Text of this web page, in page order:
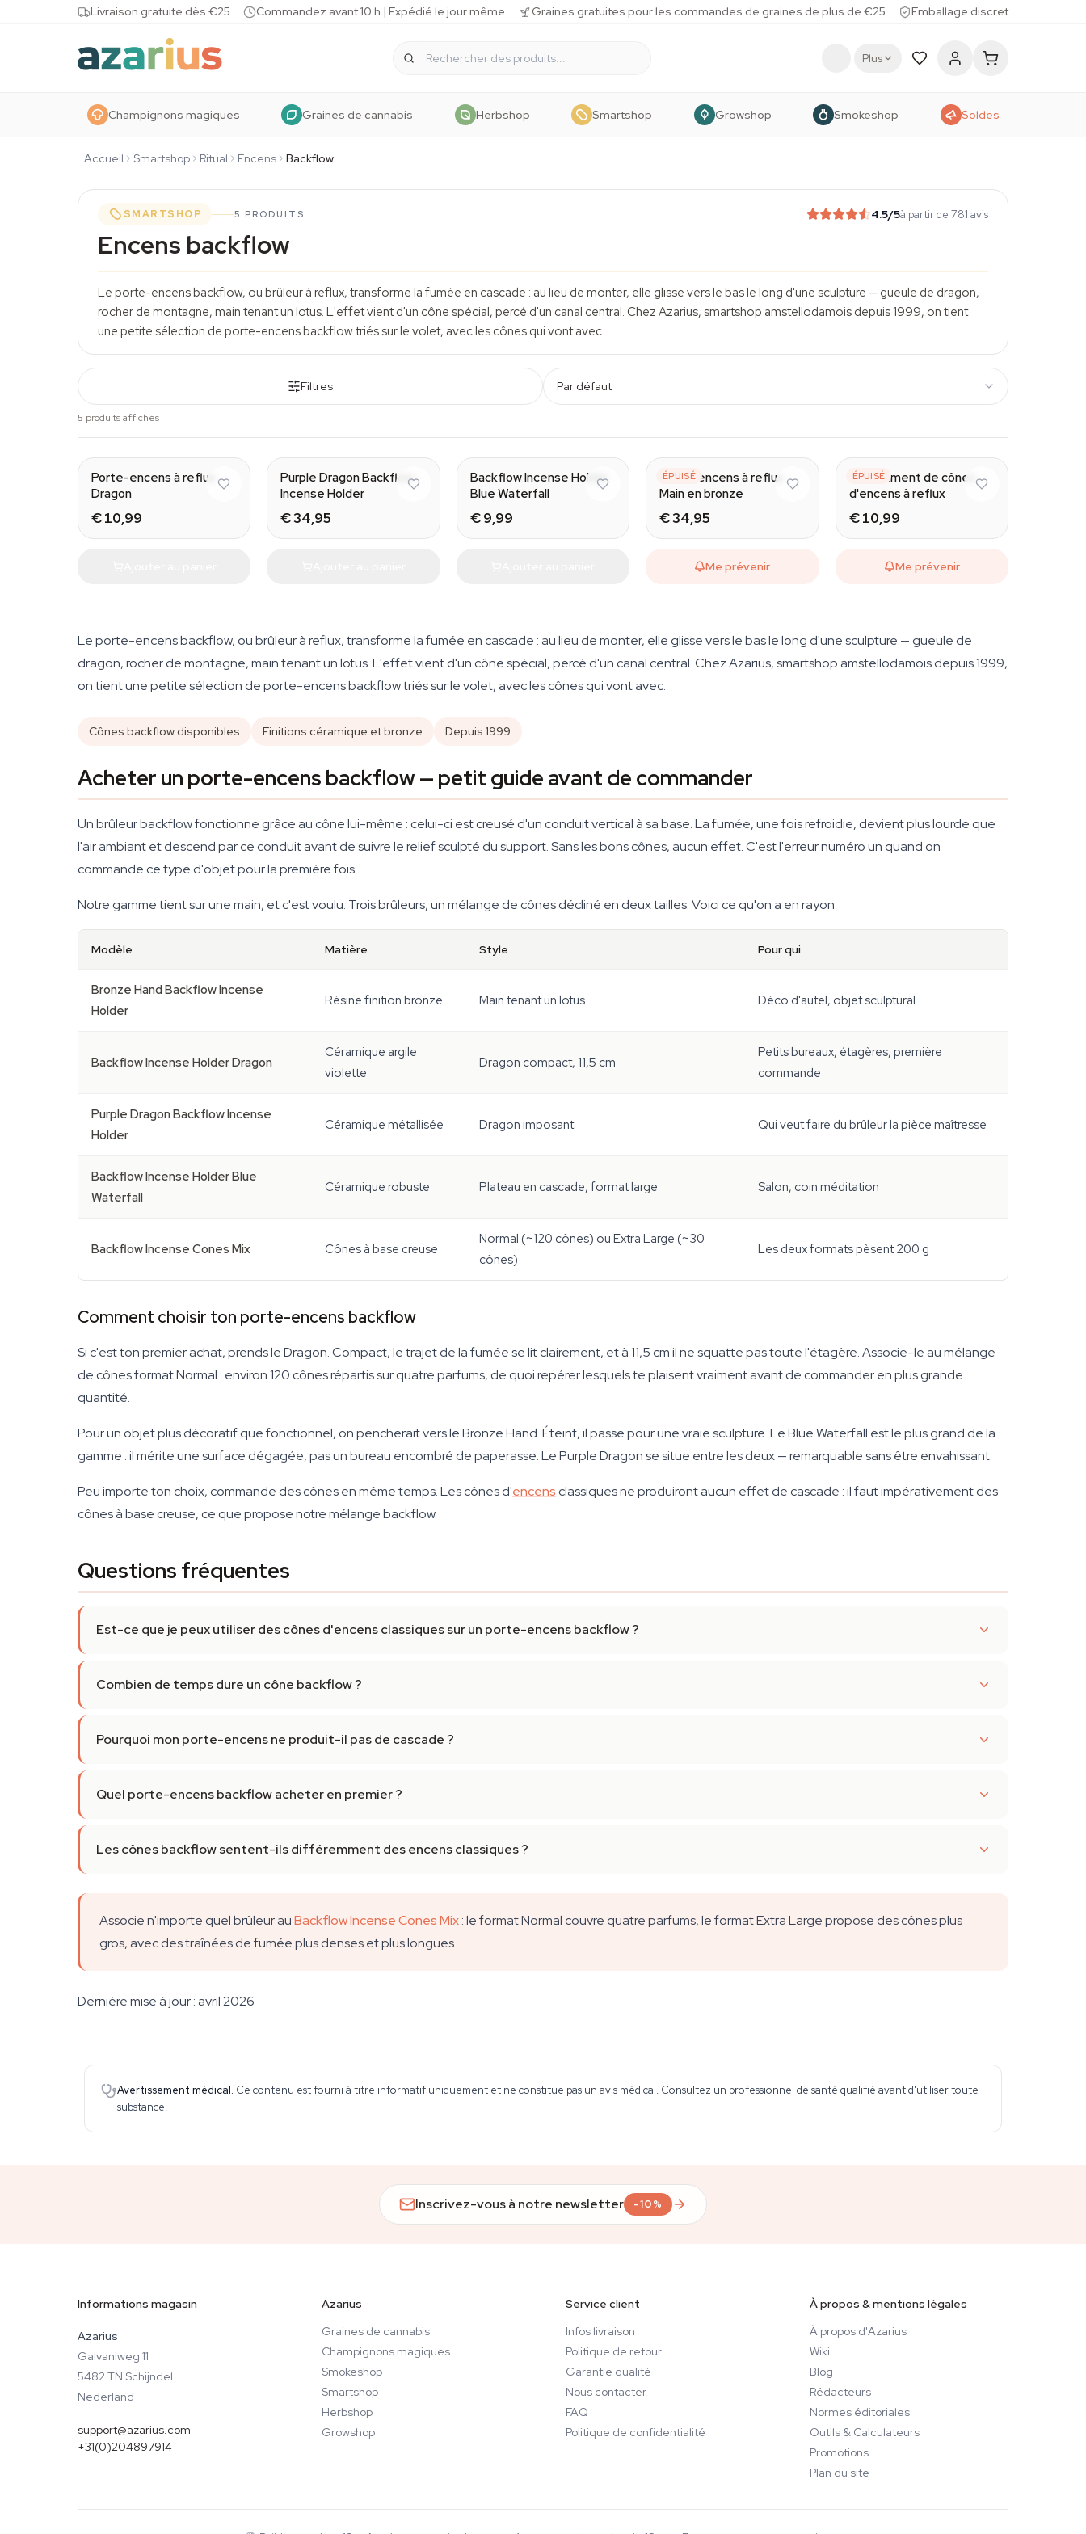
Skip to contentLivraison gratuite dès €25 Commandez avant 10 h | Expédié le jour même Graines gratuites pour les commandes de graines de plus de €25 Emballage discret
Plus
Champignons magiques Graines de cannabis Herbshop Smartshop Growshop Smokeshop Soldes
Accueil Smartshop Ritual Encens Backflow
SMARTSHOP 5 PRODUITS 4.5/5à partir de 781 avis
Encens backflow
Le porte-encens backflow, ou brûleur à reflux, transforme la fumée en cascade : au lieu de monter, elle glisse vers le bas le long d'une sculpture — gueule de dragon,
rocher de montagne, main tenant un lotus. L'effet vient d'un cône spécial, percé d'un canal central. Chez Azarius, smartshop amstellodamois depuis 1999, on tient
une petite sélection de porte-encens backflow triés sur le volet, avec les cônes qui vont avec.
Filtres Par défaut
5 produits affichés
Porte-encens à reflux
Dragon
€ 10,99
Purple Dragon Backflow
Incense Holder
€ 34,95
Backflow Incense Holder
Blue Waterfall
€ 9,99
ÉPUISÉ
Porte-encens à reflux
Main en bronze
€ 34,95
Me prévenir
ÉPUISÉ
Extra Large
Assortiment de cônes
d'encens à reflux
€ 10,99
Me prévenir
Le porte-encens backflow, ou brûleur à reflux, transforme la fumée en cascade : au lieu de monter, elle glisse vers le bas le long d'une sculpture — gueule de
dragon, rocher de montagne, main tenant un lotus. L'effet vient d'un cône spécial, percé d'un canal central. Chez Azarius, smartshop amstellodamois depuis 1999,
on tient une petite sélection de porte-encens backflow triés sur le volet, avec les cônes qui vont avec.
Cônes backflow disponibles Finitions céramique et bronze Depuis 1999
Acheter un porte-encens backflow — petit guide avant de commander
Un brûleur backflow fonctionne grâce au cône lui-même : celui-ci est creusé d'un conduit vertical à sa base. La fumée, une fois refroidie, devient plus lourde que
l'air ambiant et descend par ce conduit avant de suivre le relief sculpté du support. Sans les bons cônes, aucun effet. C'est l'erreur numéro un quand on
commande ce type d'objet pour la première fois.
Notre gamme tient sur une main, et c'est voulu. Trois brûleurs, un mélange de cônes décliné en deux tailles. Voici ce qu'on a en rayon.
Modèle Matière Style Pour qui
Bronze Hand Backflow Incense
Holder
Résine finition bronze Main tenant un lotus Déco d'autel, objet sculptural
Backflow Incense Holder Dragon
Céramique argile
violette
Dragon compact, 11,5 cm
Petits bureaux, étagères, première
commande
Purple Dragon Backflow Incense
Holder
Céramique métallisée Dragon imposant Qui veut faire du brûleur la pièce maîtresse
Backflow Incense Holder Blue
Waterfall
Céramique robuste Plateau en cascade, format large Salon, coin méditation
Backflow Incense Cones Mix Cônes à base creuse
Normal (~120 cônes) ou Extra Large (~30
cônes)
Les deux formats pèsent 200 g
Comment choisir ton porte-encens backflow
Si c'est ton premier achat, prends le Dragon. Compact, le trajet de la fumée se lit clairement, et à 11,5 cm il ne squatte pas toute l'étagère. Associe-le au mélange
de cônes format Normal : environ 120 cônes répartis sur quatre parfums, de quoi repérer lesquels te plaisent vraiment avant de commander en plus grande
quantité.
Pour un objet plus décoratif que fonctionnel, on pencherait vers le Bronze Hand. Éteint, il passe pour une vraie sculpture. Le Blue Waterfall est le plus grand de la
gamme : il mérite une surface dégagée, pas un bureau encombré de paperasse. Le Purple Dragon se situe entre les deux — remarquable sans être envahissant.
Peu importe ton choix, commande des cônes en même temps. Les cônes d'encens classiques ne produiront aucun effet de cascade : il faut impérativement des
cônes à base creuse, ce que propose notre mélange backflow.
Questions fréquentes
Est-ce que je peux utiliser des cônes d'encens classiques sur un porte-encens backflow ?
Combien de temps dure un cône backflow ?
Pourquoi mon porte-encens ne produit-il pas de cascade ?
Quel porte-encens backflow acheter en premier ?
Les cônes backflow sentent-ils différemment des encens classiques ?
Associe n'importe quel brûleur auBackflow Incense Cones Mix: le format Normal couvre quatre parfums, le format Extra Large propose des cônes plus
gros, avec des traînées de fumée plus denses et plus longues.
Dernière mise à jour : avril 2026
Avertissement médical. Ce contenu est fourni à titre informatif uniquement et ne constitue pas un avis médical. Consultez un professionnel de santé qualifié avant d'utiliser toute
substance.
Inscrivez-vous à notre newsletter -10%
Informations magasin
Azarius
Galvaniweg 11
5482 TN Schijndel
Nederland
support@azarius.com
+31(0)204897914
Azarius
Graines de cannabis
Champignons magiques
Smokeshop
Smartshop
Herbshop
Growshop
Service client
Infos livraison
Politique de retour
Garantie qualité
Nous contacter
FAQ
Politique de confidentialité
À propos & mentions légales
À propos d'Azarius
Wiki
Blog
Rédacteurs
Normes éditoriales
Outils & Calculateurs
Promotions
Plan du site